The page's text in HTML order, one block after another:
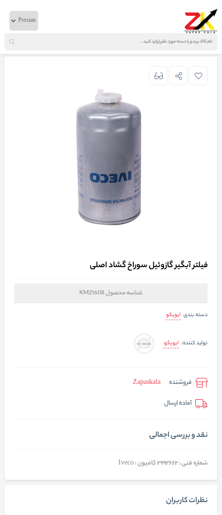
خانه لوازم موتوری ایویکو
فیلتر آبگیر گازوئیل سوراخ گشاد اصلی
شناسه محصولKM21608
دسته بندی ایویکو
تولید کننده: ایویکو
فروشنده
Zapaskala
آماده ارسال
نقد و بررسی اجمالی
شماره فنی : 2992662 کامیون : Iveco
نظرات کاربران